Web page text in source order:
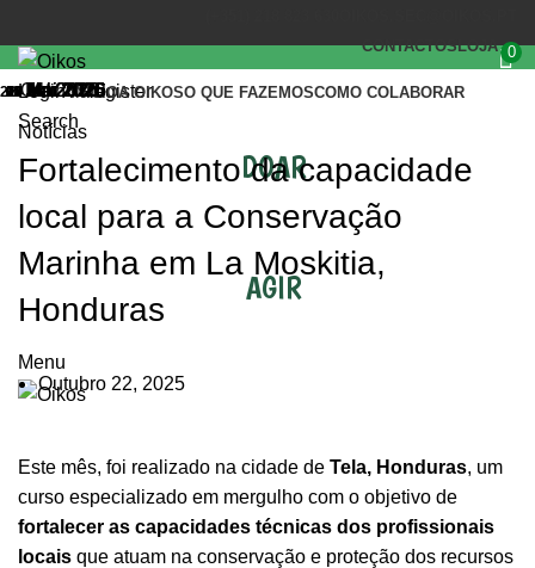
CONTACTOSLOJA 0
Login / Register
Search
INÍCIOA OIKOSO QUE FAZEMOSCOMO COLABORAR
DOAR
AGIR
Menu
Notícias
Fortalecimento da capacidade
local para a Conservação
Marinha em La Moskitia,
Honduras
Outubro 22, 2025
22 Out 2025
Este mês, foi realizado na cidade de Tela, Honduras, um
curso especializado em mergulho com o objetivo de
fortalecer as capacidades técnicas dos profissionais
locais que atuam na conservação e proteção dos recursos
24Jul 2026
07Jul 2026
13Mai 2026
07Mai 2026
05Mai 2026
30Abr 2026
30Mar 2026
11Mar 2026
09Mar 2026
09Mar 2026
03Mar 2026
14Jan 2026